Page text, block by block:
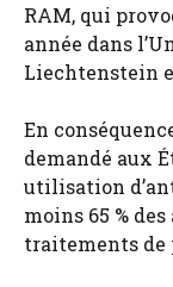
RAM, qui
année dans
Liechtenstein
En
demandé aux
utilisation
moins 65 %
traitements